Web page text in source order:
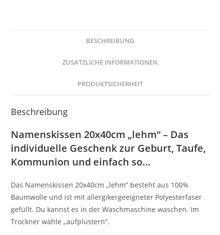
BESCHREIBUNG
ZUSÄTZLICHE INFORMATIONEN
PRODUKTSICHERHEIT
Beschreibung
Namenskissen 20x40cm „lehm“ – Das
individuelle Geschenk zur Geburt, Taufe,
Kommunion und einfach so…
Das Namenskissen 20x40cm „lehm“ besteht aus 100%
Baumwolle und ist mit allergikergeeigneter Polyesterfaser
gefüllt. Du kannst es in der Waschmaschine waschen. Im
Trockner wähle „aufplustern“.